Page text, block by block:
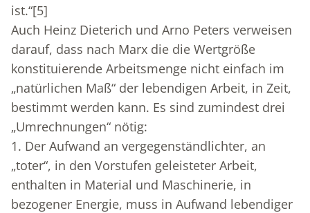
ist.“[5]
Auch Heinz Dieterich und Arno Peters verweisen
darauf, dass nach Marx die die Wertgröße
konstituierende Arbeitsmenge nicht einfach im
„natürlichen Maß“ der lebendigen Arbeit, in Zeit,
bestimmt werden kann. Es sind zumindest drei
„Umrechnungen“ nötig:
1. Der Aufwand an vergegenständlichter, an
„toter“, in den Vorstufen geleisteter Arbeit,
enthalten in Material und Maschinerie, in
bezogener Energie, muss in Aufwand lebendiger